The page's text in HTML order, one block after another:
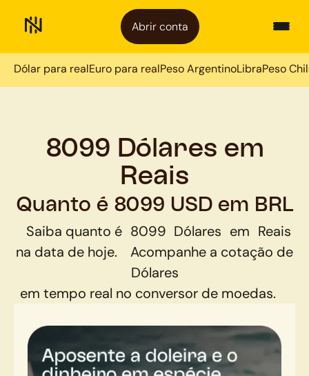
Abrir conta
Dólar para realEuro para realPeso ArgentinoLibraPeso
8099 Dólares em
Reais
Quanto é 8099 USD em BRL
Saiba quanto é 8099 Dólares em Reais
na data de hoje.
Acompanhe a cotação de
Dólares
em tempo real no conversor de moedas.